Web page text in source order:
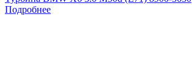
Подробнее